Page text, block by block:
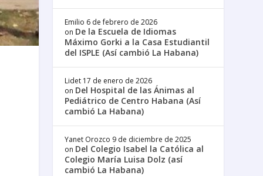
Emilio 6 de febrero de 2026
on De la Escuela de Idiomas
Máximo Gorki a la Casa Estudiantil
del ISPLE (Así cambió La Habana)
Lidet 17 de enero de 2026
on Del Hospital de las Ánimas al
Pediátrico de Centro Habana (Así
cambió La Habana)
Yanet Orozco 9 de diciembre de 2025
on Del Colegio Isabel la Católica al
Colegio María Luisa Dolz (así
cambió La Habana)